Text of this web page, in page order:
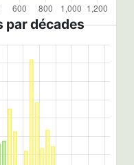
par décades